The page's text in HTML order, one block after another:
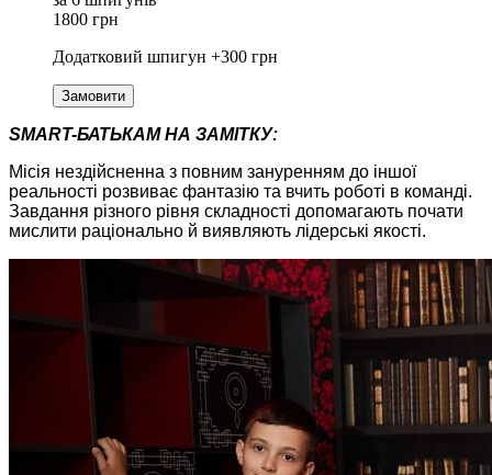
1800 грн
Додатковий шпигун +300 грн
Замовити
SMART-БАТЬКАМ НА ЗАМІТКУ:
Місія нездійсненна з повним зануренням до іншої
реальності розвиває фантазію та вчить роботі в команді.
Завдання різного рівня складності допомагають почати
мислити раціонально й виявляють лідерські якості.